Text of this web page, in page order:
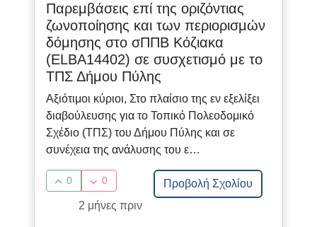
Παρεμβάσεις επί της οριζόντιας
ζωνοποίησης και των περιορισμών
δόμησης στο σΠΠΒ Κόζιακα
(ELBA14402) σε συσχετισμό με το
ΤΠΣ Δήμου Πύλης
Αξιότιμοι κύριοι, Στο πλαίσιο της εν εξελίξει
διαβούλευσης για το Τοπικό Πολεοδομικό
Σχέδιο (ΤΠΣ) του Δήμου Πύλης και σε
συνέχεια της ανάλυσης του ε…
0 0
Προβολή Σχολίου
2 μήνες πριν